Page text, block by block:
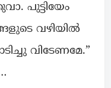
പുട്ടിയേം
വഴിയിൽ
വിടേണമേ.”